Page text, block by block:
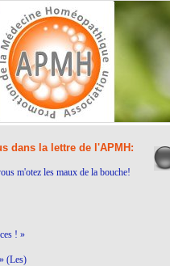
dans la lettre de l'APMH:
m'otez les maux de la bouche!
! »
(Les)